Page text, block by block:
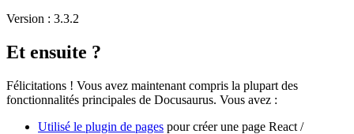
Version : 3.3.2
Et ensuite ?
Félicitations ! Vous avez maintenant compris la plupart des
fonctionnalités principales de Docusaurus. Vous avez :
Utilisé le plugin de pages pour créer une page React /